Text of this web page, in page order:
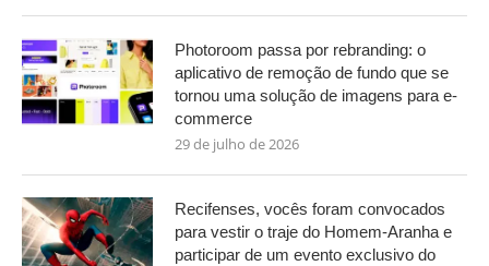
Photoroom passa por rebranding: o
aplicativo de remoção de fundo que se
tornou uma solução de imagens para e-
commerce
29 de julho de 2026
Recifenses, vocês foram convocados
para vestir o traje do Homem-Aranha e
participar de um evento exclusivo do